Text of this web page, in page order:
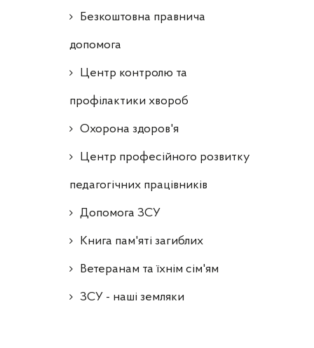
Безкоштовна правнича
допомога
Центр контролю та
профілактики хвороб
Охорона здоров'я
Центр професійного розвитку
педагогічних працівників
Допомога ЗСУ
Книга пам'яті загиблих
Ветеранам та їхнім сім'ям
ЗСУ - наші земляки